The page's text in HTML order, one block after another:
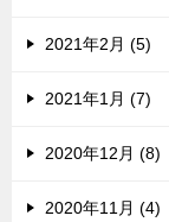
2021年2月 (5)
2021年1月 (7)
2020年12月 (8)
2020年11月 (4)